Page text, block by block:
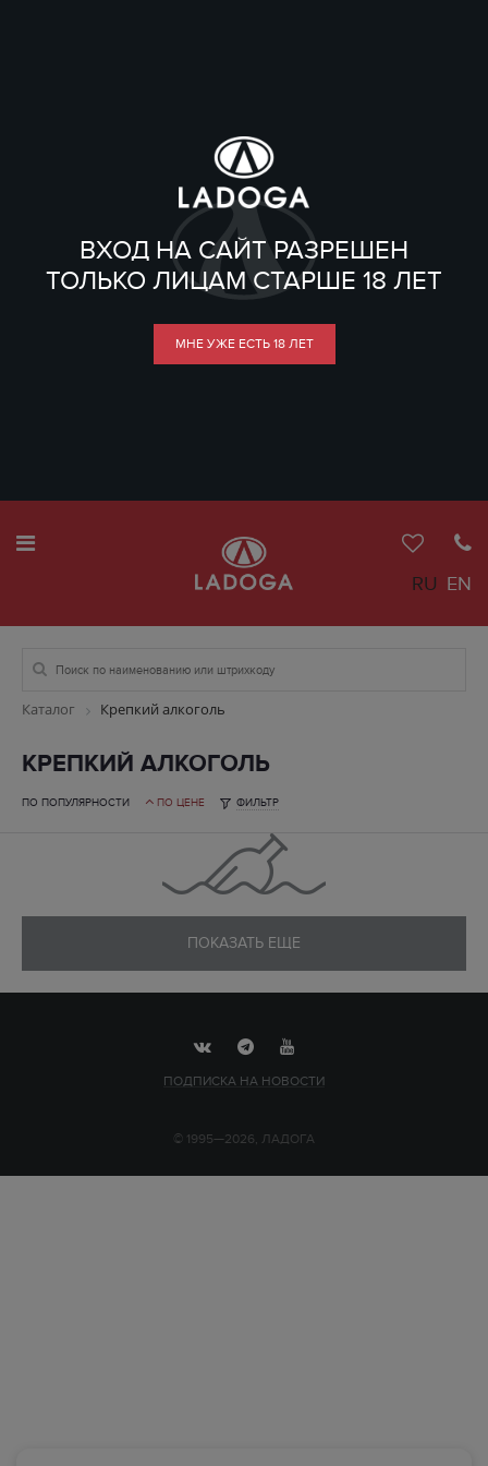
ВХОД НА САЙТ РАЗРЕШЕН
ТОЛЬКО ЛИЦАМ СТАРШЕ 18 ЛЕТ
МНЕ УЖЕ ЕСТЬ 18 ЛЕТ
RU EN
Каталог Крепкий алкоголь
КРЕПКИЙ АЛКОГОЛЬ
ПО ПОПУЛЯРНОСТИ ПО ЦЕНЕ ФИЛЬТР
ПОКАЗАТЬ ЕЩЕ
ПОДПИСКА НА НОВОСТИ
© 1995—2026, ЛАДОГА